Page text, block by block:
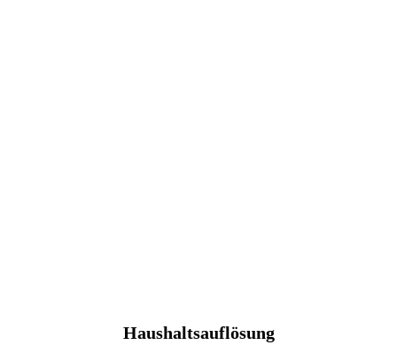
Haushaltsauflösung